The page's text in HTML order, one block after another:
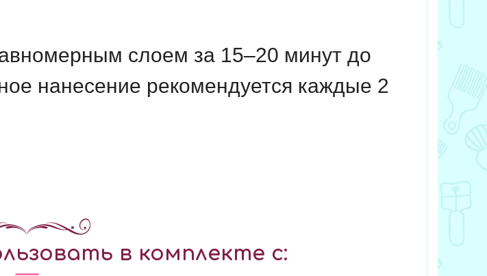
слоем за 15–20 минут до
нанесение рекомендуется каждые 2
в комплекте с: